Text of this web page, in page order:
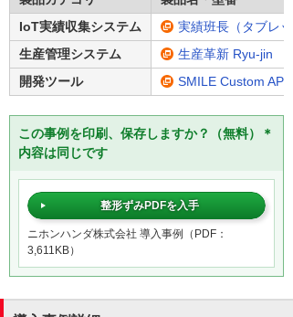
IoT実績収集システム
実績班長（タブレッ
生産管理システム
生産革新 Ryu-jin
開発ツール
SMILE Custom AP
この事例を印刷、保存しますか？（無料）＊
内容は同じです
整形ずみPDFを入手
ニホンハンダ株式会社 導入事例（PDF：
3,611KB）